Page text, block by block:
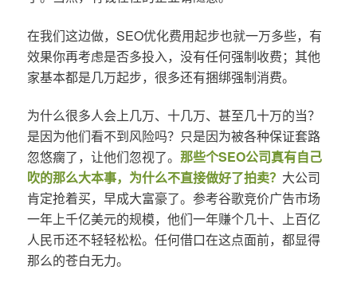
在我们这边做，SEO优化费用起步也就一万多些，有
效果你再考虑是否多投入，没有任何强制收费；其他
家基本都是几万起步，很多还有捆绑强制消费。
为什么很多人会上几万、十几万、甚至几十万的当？
是因为他们看不到风险吗？只是因为被各种保证套路
忽悠瘸了，让他们忽视了。 那些个SEO公司真有自己
吹的那么大本事，为什么不直接做好了拍卖？ 大公司
肯定抢着买，早成大富豪了。参考谷歌竞价广告市场
一年上千亿美元的规模，他们一年赚个几十、上百亿
人民币还不轻轻松松。任何借口在这点面前，都显得
那么的苍白无力。